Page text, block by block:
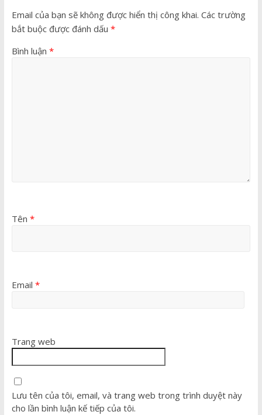
Email của bạn sẽ không được hiển thị công khai. Các trường
bắt buộc được đánh dấu *
Bình luận *
Tên *
Email *
Trang web
Lưu tên của tôi, email, và trang web trong trình duyệt này
cho lần bình luận kế tiếp của tôi.